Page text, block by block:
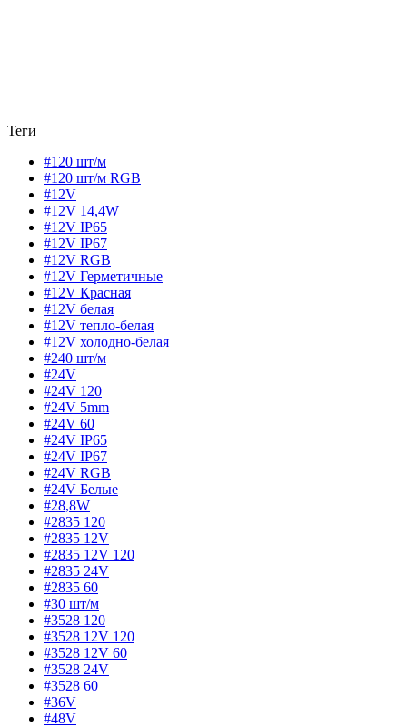
Теги
#120 шт/м
#120 шт/м RGB
#12V
#12V 14,4W
#12V IP65
#12V IP67
#12V RGB
#12V Герметичные
#12V Красная
#12V белая
#12V тепло-белая
#12V холодно-белая
#240 шт/м
#24V
#24V 120
#24V 5mm
#24V 60
#24V IP65
#24V IP67
#24V RGB
#24V Белые
#28,8W
#2835 120
#2835 12V
#2835 12V 120
#2835 24V
#2835 60
#30 шт/м
#3528 120
#3528 12V 120
#3528 12V 60
#3528 24V
#3528 60
#36V
#48V